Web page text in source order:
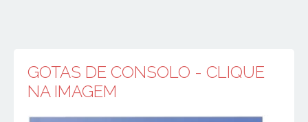
GOTAS DE CONSOLO - CLIQUE
NA IMAGEM